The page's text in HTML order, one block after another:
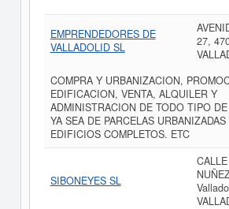
EMPRENDEDORES DE
VALLADOLID SL
27,
COMPRA Y URBANIZACION,
EDIFICACION, VENTA, ALQUILER Y
ADMINISTRACION DE TODO TIPO
YA SEA DE PARCELAS
EDIFICIOS COMPLETOS. ETC
SIBONEYES SL